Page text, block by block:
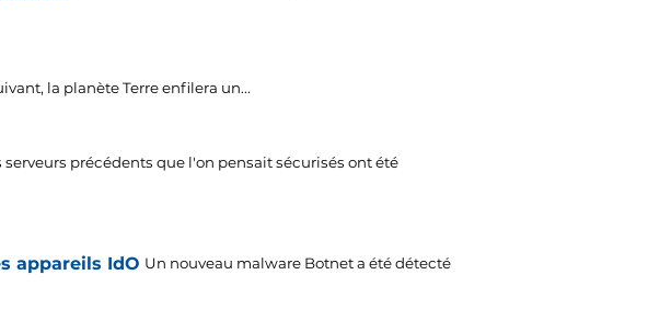
la planète Terre enfilera un...
serveurs précédents que l'on pensait sécurisés ont été
appareils IdO Un nouveau malware Botnet a été détecté